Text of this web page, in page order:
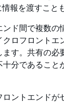
報を渡すこと
ンド間で複数の
クロフロントエ
す。共有の必
分であること
ロントエンドが